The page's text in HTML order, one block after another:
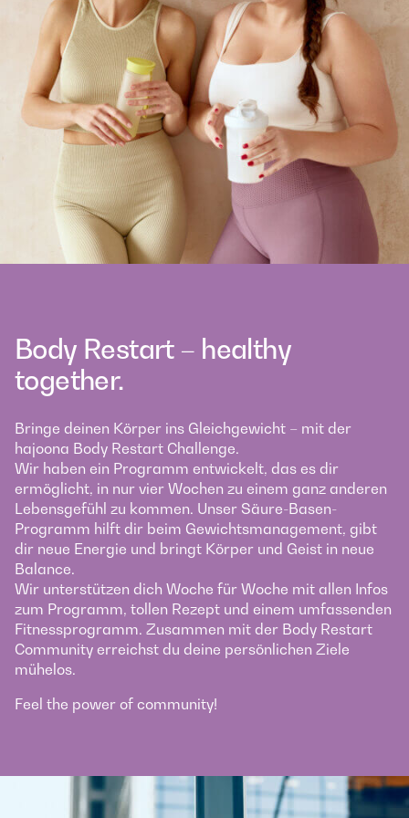
Body Restart – healthy
together.
Bringe deinen Körper ins Gleichgewicht – mit der
hajoona Body Restart Challenge.
Wir haben ein Programm entwickelt, das es dir
ermöglicht, in nur vier Wochen zu einem ganz anderen
Lebensgefühl zu kommen. Unser Säure-Basen-
Programm hilft dir beim Gewichtsmanagement, gibt
dir neue Energie und bringt Körper und Geist in neue
Balance.
Wir unterstützen dich Woche für Woche mit allen Infos
zum Programm, tollen Rezept und einem umfassenden
Fitnessprogramm. Zusammen mit der Body Restart
Community erreichst du deine persönlichen Ziele
mühelos.
Feel the power of community!